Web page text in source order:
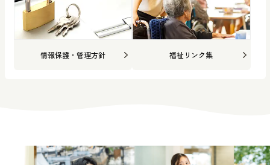
情報保護・管理方針 福祉リンク集